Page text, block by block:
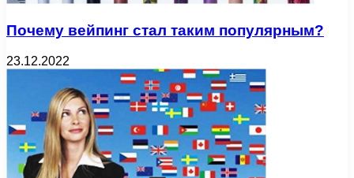
Почему вейпинг стал таким популярным?
23.12.2022